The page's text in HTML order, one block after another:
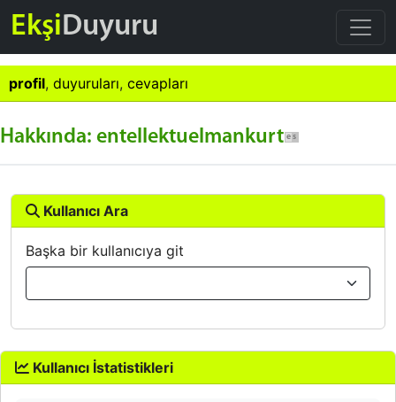
EkşiDuyuru
profil, duyuruları, cevapları
Hakkında: entellektuelmankurt
Kullanıcı Ara
Başka bir kullanıcıya git
Kullanıcı İstatistikleri